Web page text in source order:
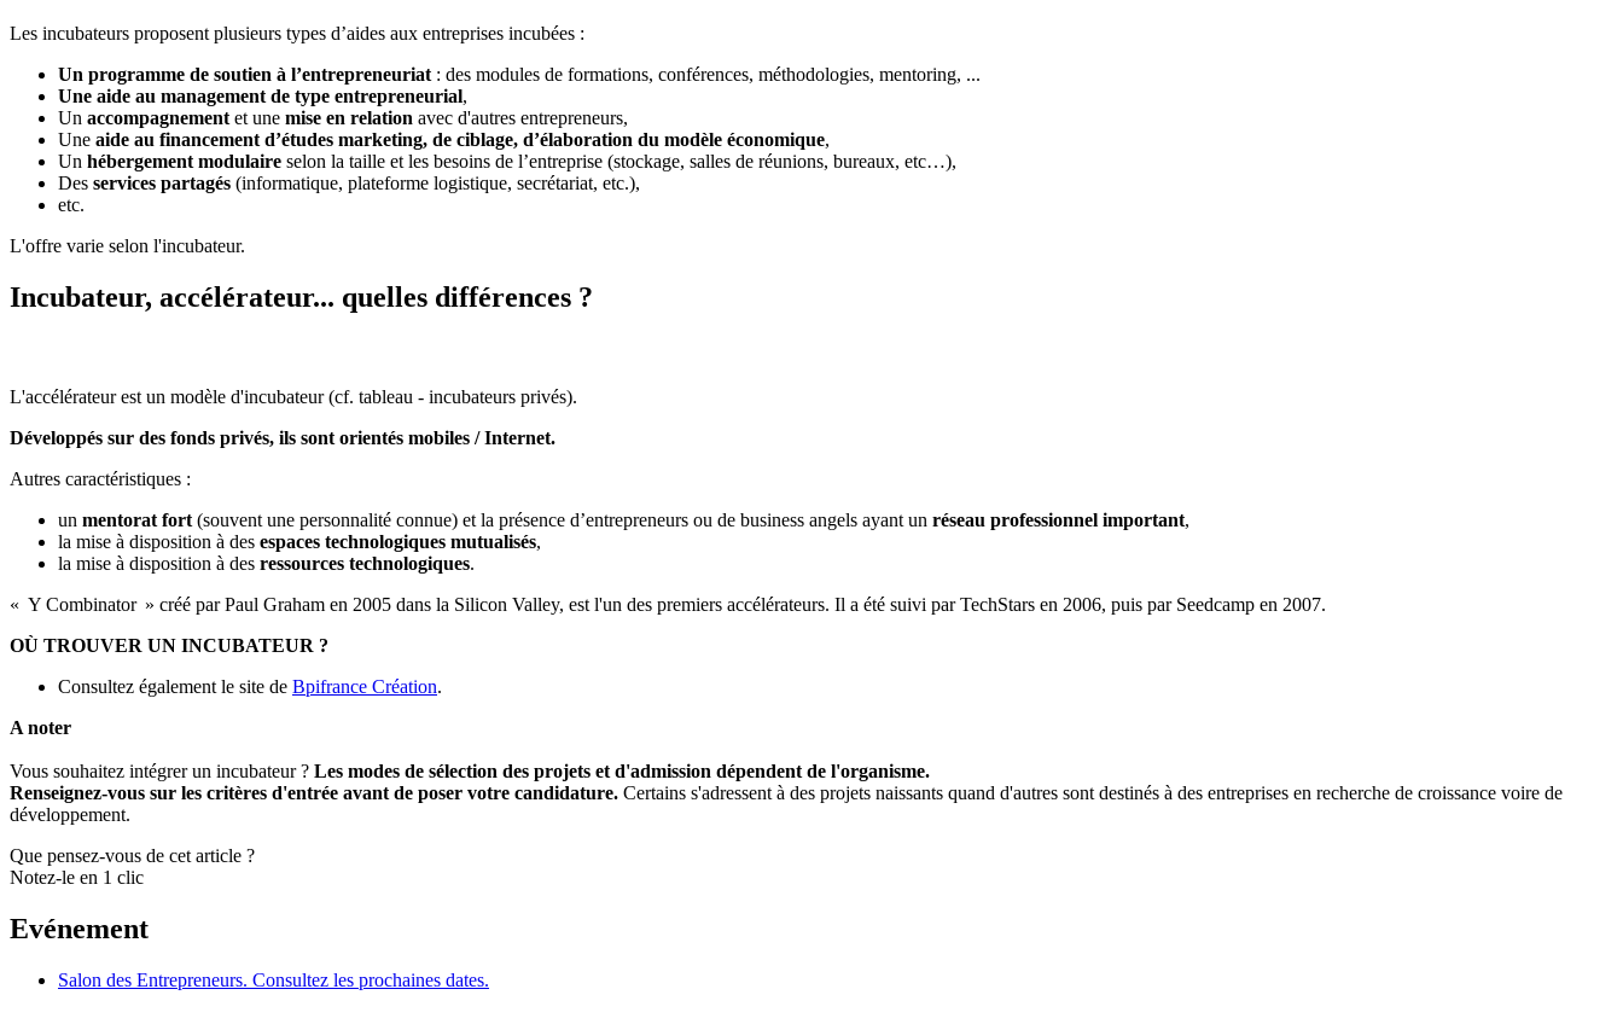
Les incubateurs proposent plusieurs types d’aides aux entreprises incubées :
Un programme de soutien à l’entrepreneuriat : des modules de formations, conférences, méthodologies, mentoring, ...
Une aide au management de type entrepreneurial,
Un accompagnement et une mise en relation avec d'autres entrepreneurs,
Une aide au financement d’études marketing, de ciblage, d’élaboration du modèle économique,
Un hébergement modulaire selon la taille et les besoins de l’entreprise (stockage, salles de réunions, bureaux, etc…),
Des services partagés (informatique, plateforme logistique, secrétariat, etc.),
etc.
L'offre varie selon l'incubateur.
Incubateur, accélérateur... quelles différences ?
L'accélérateur est un modèle d'incubateur (cf. tableau - incubateurs privés).
Développés sur des fonds privés, ils sont orientés mobiles / Internet.
Autres caractéristiques :
un mentorat fort(souvent une personnalité connue) et la présence d’entrepreneurs ou de business angels ayant un réseau professionnel important,
la mise à disposition à des espaces technologiques mutualisés,
la mise à disposition à des ressources technologiques.
« Y Combinator » créé par Paul Graham en 2005 dans la Silicon Valley, est l'un des premiers accélérateurs. Il a été suivi par TechStars en 2006, puis par Seedcamp en 2007.
OÙ TROUVER UN INCUBATEUR ?
Consultez également le site de Bpifrance Création.
A noter
Vous souhaitez intégrer un incubateur ? Les modes de sélection des projets et d'admission dépendent de l'organisme.
Renseignez-vous sur les critères d'entrée avant de poser votre candidature. Certains s'adressent à des projets naissants quand d'autres sont destinés à des entreprises en recherche de croissance voire de
développement.
Que pensez-vous de cet article ?
Notez-le en 1 clic
Evénement
Salon des Entrepreneurs. Consultez les prochaines dates.